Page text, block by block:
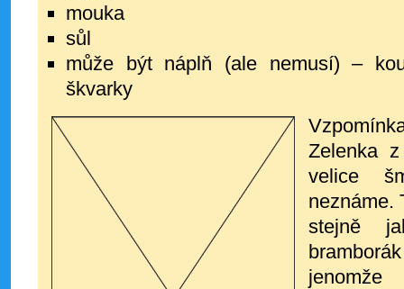
mouka
sůl
může být náplň (ale nemusí) –
škvarky
Zelenka
velice
neznáme.
stejně